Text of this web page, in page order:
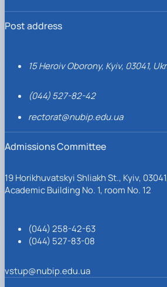
Post address
15 Heroiv Oborony, Kyiv, 03041,
(044) 527-82-42
rectorat@nubip.edu.ua
Admissions Committee
19 Horikhuvatskyi Shliakh St., Kyiv,
Academic Building No. 1, room No. 12
(044) 258-42-63
(044) 527-83-08
vstup@nubip.edu.ua